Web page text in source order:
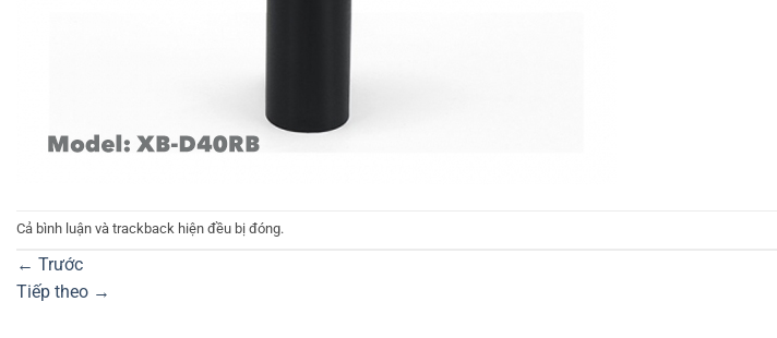
Cả bình luận và trackback hiện đều bị đóng.
← Trước
Tiếp theo →